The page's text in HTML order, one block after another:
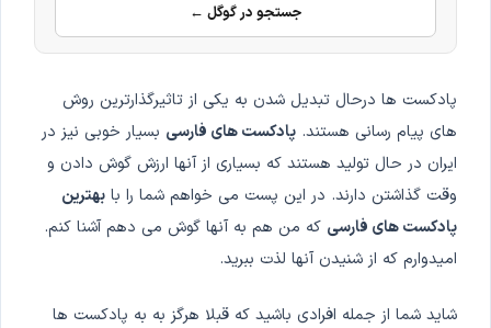
جستجو در گوگل ←
پادکست ها درحال تبدیل شدن به یکی از تاثیرگذارترین روش
های پیام رسانی هستند. پادکست های فارسی بسیار خوبی نیز در
ایران در حال تولید هستند که بسیاری از آنها ارزش گوش دادن و
وقت گذاشتن دارند. در این پست می خواهم شما را با بهترین
پادکست های فارسی که من هم به آنها گوش می دهم آشنا کنم.
امیدوارم که از شنیدن آنها لذت ببرید.
شاید شما از جمله افرادی باشید که قبلا هرگز به به پادکست ها